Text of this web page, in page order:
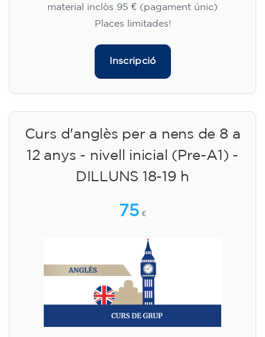
material inclòs 95 € (pagament únic)
Places limitades!
Inscripció
Curs d'anglès per a nens de 8 a
12 anys - nivell inicial (Pre-A1) -
DILLUNS 18-19 h
75 €